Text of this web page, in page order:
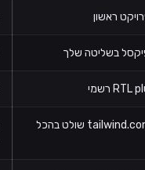
בשליטה שלך